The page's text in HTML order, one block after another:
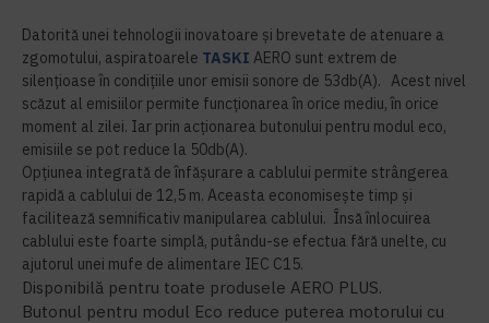
Datorită unei tehnologii inovatoare și brevetate de atenuare a
zgomotului, aspiratoarele TASKI AERO sunt extrem de
silențioase în condițiile unor emisii sonore de 53db(A). Acest nivel
scăzut al emisiilor permite funcționarea în orice mediu, în orice
moment al zilei. Iar prin acționarea butonului pentru modul eco,
emisiile se pot reduce la 50db(A).
Opțiunea integrată de înfășurare a cablului permite strângerea
rapidă a cablului de 12,5 m. Aceasta economisește timp și
facilitează semnificativ manipularea cablului. Însă înlocuirea
cablului este foarte simplă, putându-se efectua fără unelte, cu
ajutorul unei mufe de alimentare IEC C15.
Disponibilă pentru toate produsele AERO PLUS.
Butonul pentru modul Eco reduce puterea motorului cu